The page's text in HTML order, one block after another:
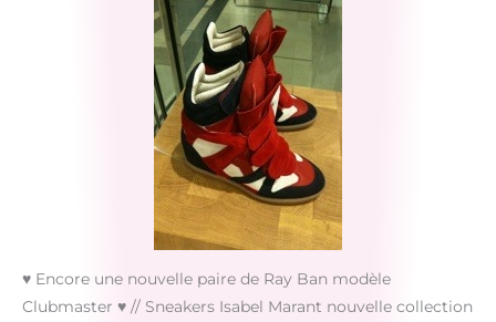
♥ Encore une nouvelle paire de Ray Ban modèle
Clubmaster ♥ // Sneakers Isabel Marant nouvelle collection